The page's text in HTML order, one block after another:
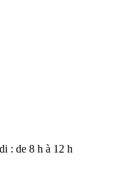
: de 8 h à 12 h